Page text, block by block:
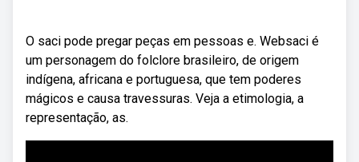
O saci pode pregar peças em pessoas e. Websaci é
um personagem do folclore brasileiro, de origem
indígena, africana e portuguesa, que tem poderes
mágicos e causa travessuras. Veja a etimologia, a
representação, as.